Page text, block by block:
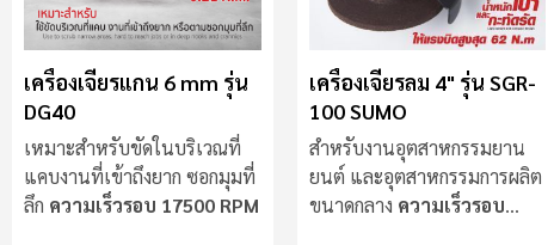
เครื่องเจียรแกน 6 mm รุ่น
DG40
เหมาะสำหรับขัดในบริเวณที่
แคบงานที่เข้าถึงยาก ซอกมุมที่
ลึก ความเร็วรอบ 17500 RPM
เครื่องเจียรลม 4" รุ่น SGR-
100 SUMO
สำหรับงานอุตสาหกรรมยาน
ยนต์ และอุตสาหกรรมการผลิต
ขนาดกลาง ความเร็วรอบ